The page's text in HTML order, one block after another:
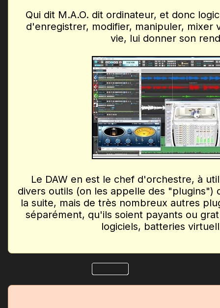
Qui dit M.A.O. dit ordinateur, et donc
d'enregistrer, modifier, manipuler, mixer
vie, lui donner son
Le DAW en est le chef d'orchestre, à
divers outils (on les appelle des "plugins")
la suite, mais de très nombreux autres
séparément, qu'ils soient payants ou
logiciels, batteries